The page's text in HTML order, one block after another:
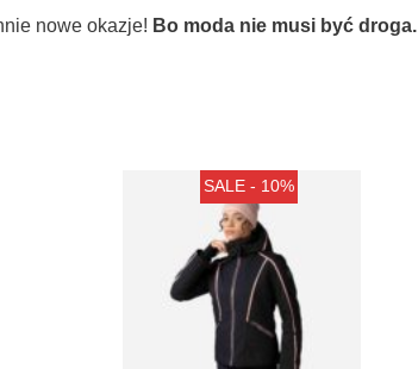
nowe okazje! Bo moda nie musi być droga.
SALE - 10%